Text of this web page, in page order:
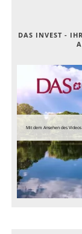
DAS INVEST -
Mit dem Ansehen des